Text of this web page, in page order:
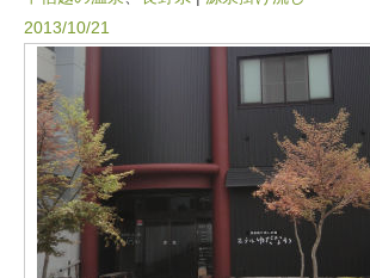
2013/10/21